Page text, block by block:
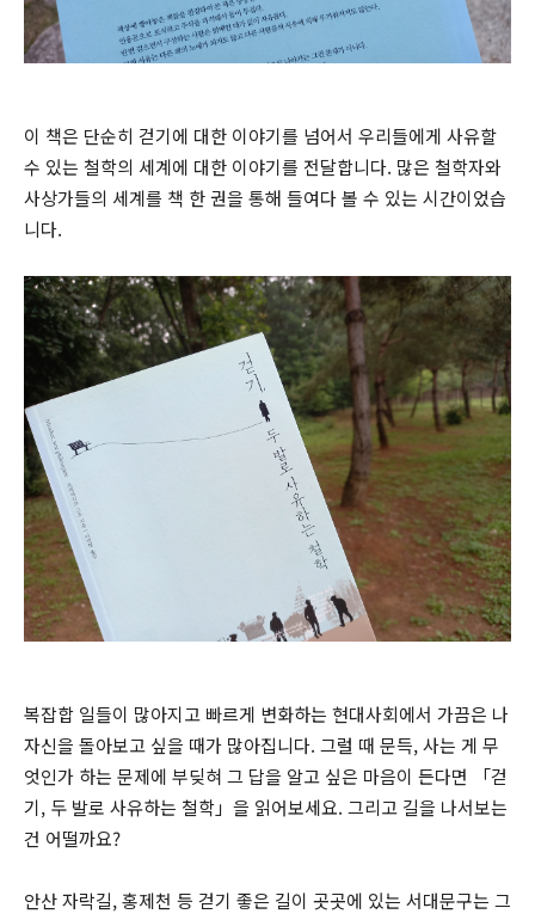
이 책은 단순히 걷기에 대한 이야기를 넘어서 우리들에게 사유할
수 있는 철학의 세계에 대한 이야기를 전달합니다. 많은 철학자와
사상가들의 세계를 책 한 권을 통해 들여다 볼 수 있는 시간이었습
니다.
복잡합 일들이 많아지고 빠르게 변화하는 현대사회에서 가끔은 나
자신을 돌아보고 싶을 때가 많아집니다. 그럴 때 문득, 사는 게 무
엇인가 하는 문제에 부딪혀 그 답을 알고 싶은 마음이 든다면 「걷
기, 두 발로 사유하는 철학」을 읽어보세요. 그리고 길을 나서보는
건 어떨까요?
안산 자락길, 홍제천 등 걷기 좋은 길이 곳곳에 있는 서대문구는 그